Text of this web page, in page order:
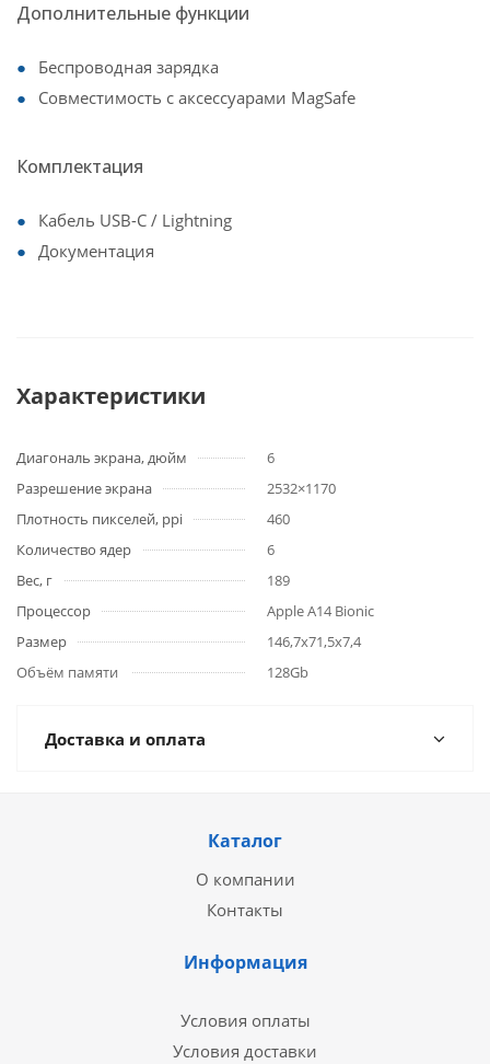
Дополнительные функции
Беспроводная зарядка
Совместимость с аксессуарами MagSafe
Комплектация
Кабель USB-C / Lightning
Документация
Характеристики
Диагональ экрана, дюйм
6
Разрешение экрана
2532×1170
Плотность пикселей, ppi
460
Количество ядер
6
Вес, г
189
Процессор
Apple A14 Bionic
Размер
146,7x71,5x7,4
Объём памяти
128Gb
Доставка и оплата
Каталог
О компании
Контакты
Информация
Условия оплаты
Условия доставки